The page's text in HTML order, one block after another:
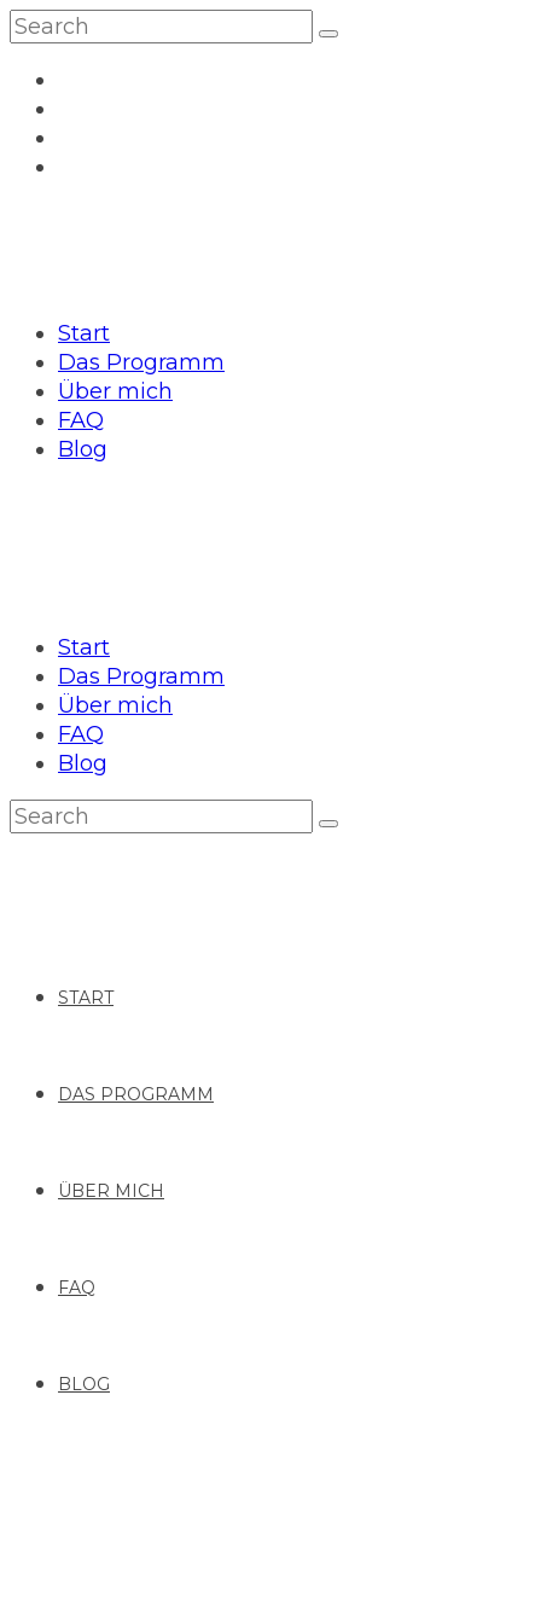
Start
Das Programm
Über mich
FAQ
Blog
Start
Das Programm
Über mich
FAQ
Blog
START
DAS PROGRAMM
ÜBER MICH
FAQ
BLOG